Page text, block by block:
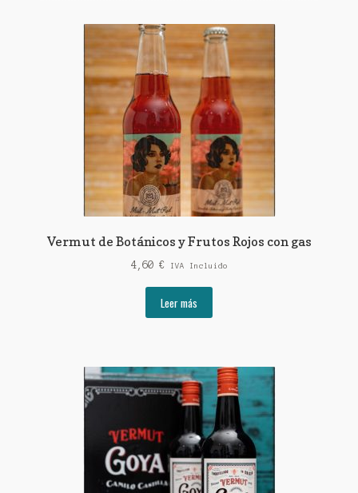
Vermut de Botánicos y Frutos Rojos con gas
4,60 € IVA Incluido
Leer más